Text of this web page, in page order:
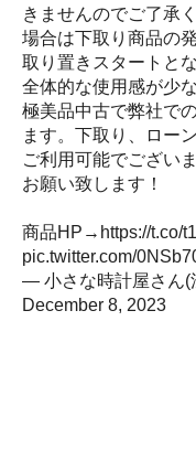
きませんのでご了承
場合は下取り商品の
取り置きスタートとな
全体的な使用感が少
極美品中古で弊社で
ます。下取り、ロー
ご利用可能でござい
お願い致します！
商品HP→ https://t.co/
pic.twitter.com/
— 小さな時計屋さん(
December 8, 2023